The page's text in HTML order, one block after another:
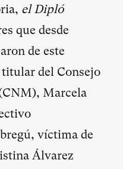
el Dipló
que desde
de este
del Consejo
Marcela
víctima de
Álvarez